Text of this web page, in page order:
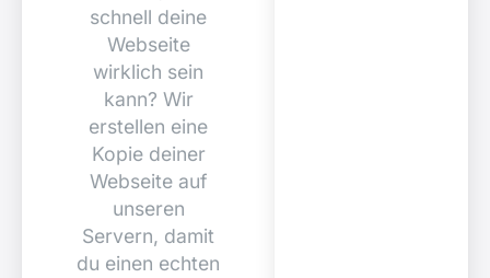
schnell deine
Webseite
wirklich sein
kann? Wir
erstellen eine
Kopie deiner
Webseite auf
unseren
Servern, damit
du einen echten